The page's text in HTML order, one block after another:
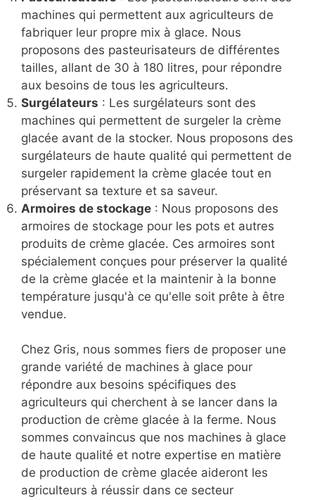
machines qui permettent aux agriculteurs de
fabriquer leur propre mix à glace. Nous
proposons des pasteurisateurs de différentes
tailles, allant de 30 à 180 litres, pour répondre
aux besoins de tous les agriculteurs.
Surgélateurs : Les surgélateurs sont des
machines qui permettent de surgeler la crème
glacée avant de la stocker. Nous proposons des
surgélateurs de haute qualité qui permettent de
surgeler rapidement la crème glacée tout en
préservant sa texture et sa saveur.
Armoires de stockage : Nous proposons des
armoires de stockage pour les pots et autres
produits de crème glacée. Ces armoires sont
spécialement conçues pour préserver la qualité
de la crème glacée et la maintenir à la bonne
température jusqu'à ce qu'elle soit prête à être
vendue.
Chez Gris, nous sommes fiers de proposer une
grande variété de machines à glace pour
répondre aux besoins spécifiques des
agriculteurs qui cherchent à se lancer dans la
production de crème glacée à la ferme. Nous
sommes convaincus que nos machines à glace
de haute qualité et notre expertise en matière
de production de crème glacée aideront les
agriculteurs à réussir dans ce secteur